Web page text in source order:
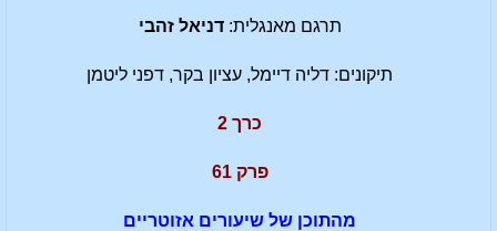
תרגם מאנגלית:דניאל זהבי
תיקונים: דליה דיימל, עציון בקר, דפני ליטמן
כרך 2
פרק 61
מהתוכן של שיעורים אזוטריים